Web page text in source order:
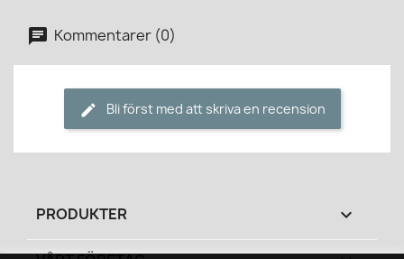
Kommentarer (0)
Bli först med att skriva en recension
PRODUKTER 